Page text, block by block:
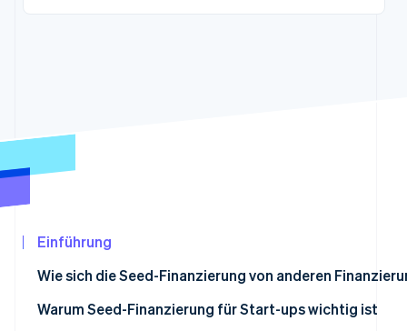
Online-Identitätsprüfung
Jetzt ansehen
Ecosystem
Einführung
Wie sich die Seed-Finanzierung von anderen
Warum Seed-Finanzierung für Start-ups wichtig ist